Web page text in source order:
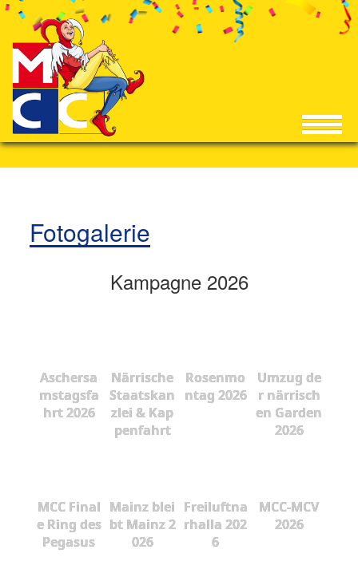
Fotogalerie
Kampagne 2026
Aschersa
mstagsfa
hrt 2026
Närrische
Staatskan
zlei & Kap
penfahrt
Rosenmo
ntag 2026
Umzug de
r närrisch
en Garden
2026
MCC Final
e Ring des
Pegasus
Mainz blei
bt Mainz 2
026
Freiluftna
rhalla 202
6
MCC-MCV
2026